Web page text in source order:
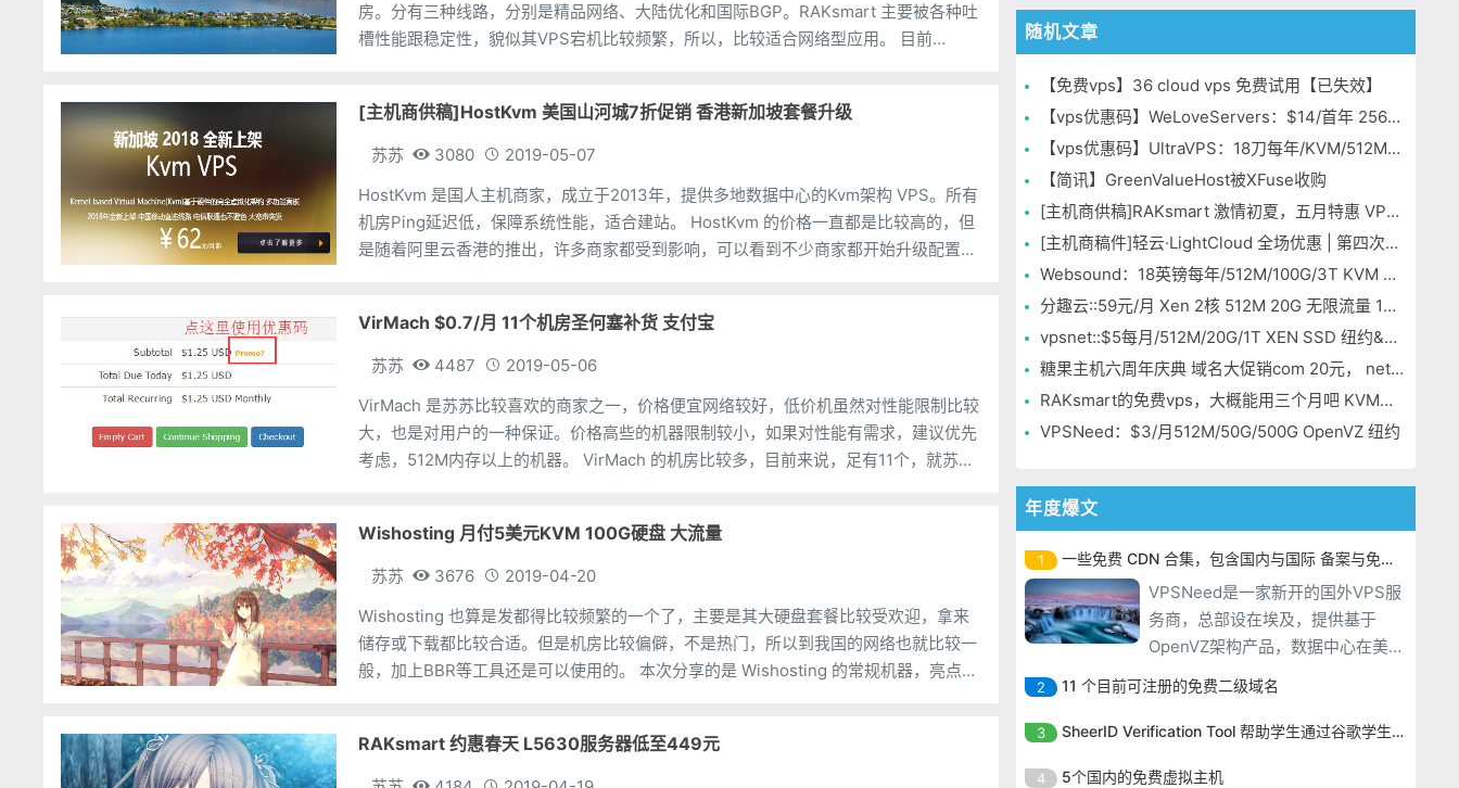
房。分有三种线路，分别是精品网络、大陆优化和国际BGP。RAKsmart 主要被各种吐
槽性能跟稳定性，貌似其VPS宕机比较频繁，所以，比较适合网络型应用。 目前
[主机商供稿]HostKvm 美国山河城7折促销 香港新加坡套餐升级
苏苏 3080
2019-05-07
HostKvm 是国人主机商家，成立于2013年，提供多地数据中心的Kvm架构 VPS。所有
机房Ping延迟低，保障系统性能，适合建站。 HostKvm 的价格一直都是比较高的，但
是随着阿里云香港的推出，许多商家都受到影响，可以看到不少商家都开始升级配置和
VirMach $0.7/月 11个机房圣何塞补货 支付宝
苏苏 4487
2019-05-06
VirMach 是苏苏比较喜欢的商家之一，价格便宜网络较好，低价机虽然对性能限制比较
大，也是对用户的一种保证。价格高些的机器限制较小，如果对性能有需求，建议优先
考虑，512M内存以上的机器。 VirMach 的机房比较多，目前来说，足有11个，就苏苏
Wishosting 月付5美元KVM 100G硬盘 大流量
苏苏 3676
2019-04-20
Wishosting 也算是发都得比较频繁的一个了，主要是其大硬盘套餐比较受欢迎，拿来
储存或下载都比较合适。但是机房比较偏僻，不是热门，所以到我国的网络也就比较一
般，加上BBR等工具还是可以使用的。 本次分享的是 Wishosting 的常规机器，亮点是
RAKsmart 约惠春天 L5630服务器低至449元
随机文章
【免费vps】36 cloud vps 免费试用【已失效】
【vps优惠码】WeLoveServers：$14/首年 256MB/10G/SSD/500GB OpenVZ 洛杉矶
【vps优惠码】UltraVPS：18刀每年/KVM/512MB/10G/1TB/2IP 多机房
【简讯】GreenValueHost被XFuse收购
[主机商供稿]RAKsmart 激情初夏，五月特惠 VPS年付低至163元 不限流量
[主机商稿件]轻云·LightCloud 全场优惠 | 第四次上新
Websound：18英镑每年/512M/100G/3T KVM 拉斯维加斯
分趣云::59元/月 Xen 2核 512M 20G 无限流量 1Mbps 香港
vpsnet::$5每月/512M/20G/1T XEN SSD 纽约&盐湖城&伦敦
糖果主机六周年庆典 域名大促销com 20元， net 16元
RAKsmart的免费vps，大概能用三个月吧 KVM架构 能win
VPSNeed：$3/月512M/50G/500G OpenVZ 纽约
年度爆文
1 一些免费 CDN 合集，包含国内与国际 备案与免备案
VPSNeed是一家新开的国外VPS服
务商，总部设在埃及，提供基于
OpenVZ架构产品，数据中心在美国
纽约罗切斯特市(Rochester, NY,
USA)。目前，主机商在LEB提供促
销，50%终身折扣适用于512M-2G
月。 VPS
2 11 个目前可注册的免费二级域名
VPSNeed是一家新开的国外VPS服
务商，总部设在埃及，提供基于
OpenVZ架构产品，数据中心在美国
3 SheerID Verification Tool 帮助学生通过谷歌学生计划免费获得 Gemini Advanced
VPSNeed是一家新开的国外VPS服
4 5个国内的免费虚拟主机